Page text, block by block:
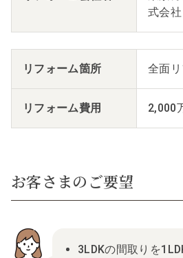
式会社
リフォーム箇所 全面
リフォーム費用 2,000
お客さまのご要望
3LDKの間取りを